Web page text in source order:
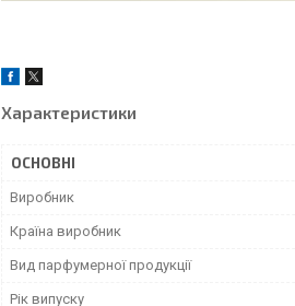
Характеристики
ОСНОВНІ
Виробник
Країна виробник
Вид парфумерної продукції
Рік випуску